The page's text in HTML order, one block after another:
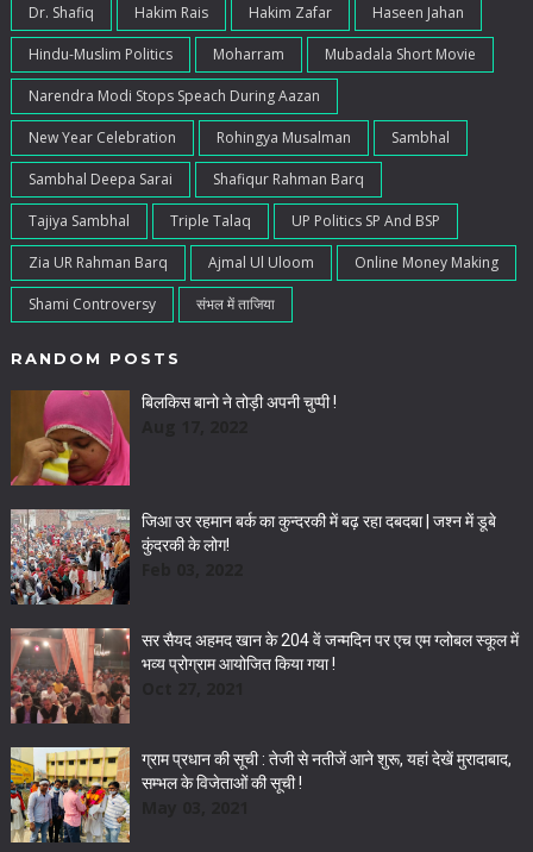
Dr. Shafiq Hakim Rais Hakim Zafar Haseen Jahan
Hindu-Muslim Politics Moharram Mubadala Short Movie
Narendra Modi Stops Speach During Aazan
New Year Celebration Rohingya Musalman Sambhal
Sambhal Deepa Sarai Shafiqur Rahman Barq
Tajiya Sambhal Triple Talaq UP Politics SP And BSP
Zia UR Rahman Barq Ajmal Ul Uloom Online Money Making
Shami Controversy संभल में ताजिया
RANDOM POSTS
बिलकिस बानो ने तोड़ी अपनी चुप्पी !
जिआ उर रहमान बर्क का कुन्दरकी में बढ़ रहा दबदबा | जश्न में डूबे
कुंदरकी के लोग!
सर सैयद अहमद खान के 204 वें जन्मदिन पर एच एम ग्लोबल स्कूल में
भव्य प्रोग्राम आयोजित किया गया !
ग्राम प्रधान की सूची : तेजी से नतीजें आने शुरू, यहां देखें मुरादाबाद,
सम्‍भल के व‍िजेताओं की सूची !